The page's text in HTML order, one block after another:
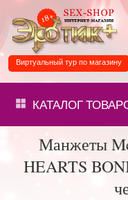
Виртуальный тур по магазину
КАТАЛОГ
Манжеты
HEARTS